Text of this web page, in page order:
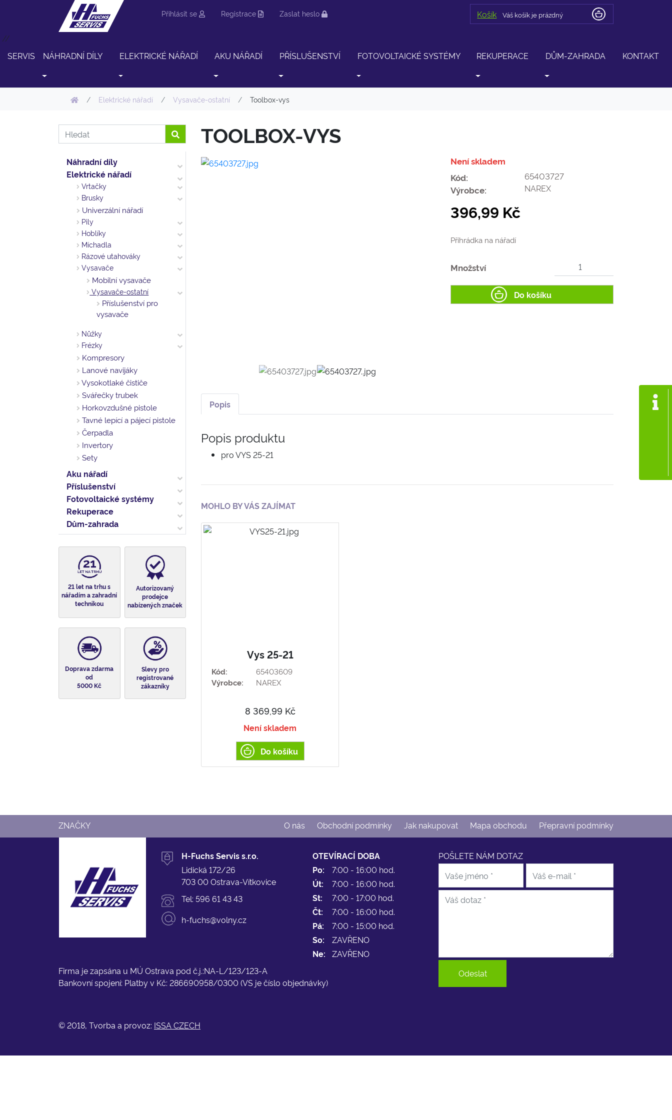
Přihlásit se Registrace Zaslat heslo Košík Váš košík je prázdný
//
SERVIS
NÁHRADNÍ DÍLY ELEKTRICKÉ NÁŘADÍ AKU NÁŘADÍ PŘÍSLUŠENSTVÍ FOTOVOLTAICKÉ SYSTÉMY REKUPERACE DŮM-ZAHRADA KONTAKT
Elektrické nářadí Vysavače-ostatní Toolbox-vys
Náhradní díly
Elektrické nářadí
Vrtačky
Brusky
Univerzální nářadí
Pily
Hoblíky
Míchadla
Rázové utahováky
Vysavače
Mobilní vysavače
Vysavače-ostatní
Příslušenství pro
vysavače
Nůžky
Frézky
Kompresory
Lanové navijáky
Vysokotlaké čističe
Svářečky trubek
Horkovzdušné pistole
Tavné lepící a pájecí pistole
Čerpadla
Invertory
Sety
Aku nářadí
Příslušenství
Fotovoltaické systémy
Rekuperace
Dům-zahrada
21 let na trhu s
nářadím a zahradní
technikou
Autorizovaný
prodejce
nabízených značek
Doprava zdarma
od
5000 Kč
Slevy pro
registrované
zákazníky
TOOLBOX-VYS
Není skladem
Kód:
65403727
Výrobce:
NAREX
396,99 Kč
Přihrádka na nářadí
Množství
Do košíku
Popis
Popis produktu
pro VYS 25-21
MOHLO BY VÁS ZAJÍMAT
Vys 25-21
Kód:
65403609
Výrobce:
NAREX
8 369,99 Kč
Není skladem
Do košíku
ZNAČKY O nás Obchodní podmínky Jak nakupovat Mapa obchodu Přepravní podmínky
H-Fuchs Servis s.r.o.
Lidická 172/26
703 00 Ostrava-Vítkovice
Tel: 596 61 43 43
h-fuchs@volny.cz
OTEVÍRACÍ DOBA
Po:
7:00 - 16:00 hod.
Út:
7:00 - 16:00 hod.
St:
7:00 - 17:00 hod.
Čt:
7:00 - 16:00 hod.
Pá:
7:00 - 15:00 hod.
So:
ZAVŘENO
Ne:
ZAVŘENO
POŠLETE NÁM DOTAZ
Odeslat
Firma je zapsána u MÚ Ostrava pod č.j.:NA-L/123/123-A
Bankovní spojení: Platby v Kč: 286690958/0300 (VS je číslo objednávky)
© 2018, Tvorba a provoz: ISSA CZECH